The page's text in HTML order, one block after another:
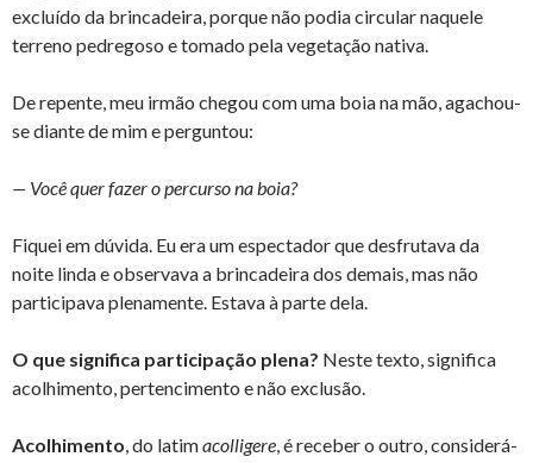
excluído da brincadeira, porque não podia circular naquele
terreno pedregoso e tomado pela vegetação nativa.
De repente, meu irmão chegou com uma boia na mão, agachou-
se diante de mim e perguntou:
— Você quer fazer o percurso na boia?
Fiquei em dúvida. Eu era um espectador que desfrutava da
noite linda e observava a brincadeira dos demais, mas não
participava plenamente. Estava à parte dela.
O que significa participação plena? Neste texto, significa
acolhimento, pertencimento e não exclusão.
Acolhimento , do latimacolligere , é receber o outro, considerá-